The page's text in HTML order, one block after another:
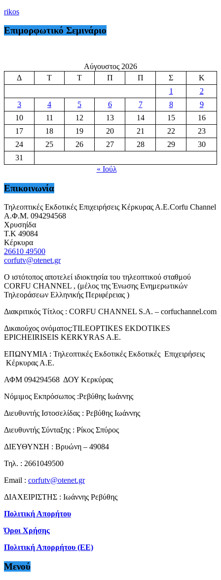
rikos
Επιμορφωτικό Σεμινάριο
Αύγουστος 2026
Δ
Τ Τ Π Π Σ
Κ
1
2
3
4 5 6 7 8
9
10
11 12 13 14 15
16
17
18 19 20 21 22
23
24
25 26 27 28 29
30
31
« Ιούλ
Επικοινωνία
Τηλεοπτικές Εκδοτικές Επιχειρήσεις Κέρκυρας Α.Ε.Corfu Channel
Α.Φ.Μ. 094294568
Χρυσηίδα
Τ.Κ 49084
Κέρκυρα
26610 49500
corfutv@otenet.gr
Ο ιστότοπος αποτελεί ιδιοκτησία του τηλεοπτικού σταθμού
CORFU CHANNEL , (μέλος της Ένωσης Ενημερωτικών
Τηλεοράσεων Ελληνικής Περιφέρειας )
Διακριτικός Τίτλος : CORFU CHANNEL S.A. – corfuchannel.com
Δικαιούχος ονόματος:TILEOPTIKES EKDOTIKES
EPICHEIRISEIS KERKYRAS A.E.
ΕΠΩΝΥΜΙΑ : Τηλεοπτικές Εκδοτικές Εκδοτικές Επιχειρήσεις
Κέρκυρας Α.Ε.
ΑΦΜ 094294568 ΔΟΥ Κερκύρας
Νόμιμος Εκπρόσωπος :Ρεβύθης Ιωάννης
Διευθυντής Ιστοσελίδας : Ρεβύθης Ιωάννης
Διευθυντής Σύνταξης : Ρίκος Σπύρος
ΔΙΕΥΘΥΝΣΗ : Βρυώνη – 49084
Τηλ. : 2661049500
Email : corfutv@otenet.gr
ΔΙΑΧΕΙΡΙΣΤΗΣ : Ιωάννης Ρεβύθης
Πολιτική Απορήτου
Όροι Χρήσης
Πολιτική Απορρήτου (ΕΕ)
Μενού